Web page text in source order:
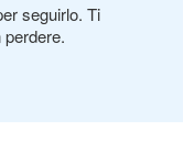
seguirlo. Ti